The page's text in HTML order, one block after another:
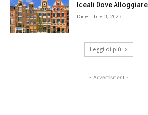
Ideali Dove Alloggiare
Dicembre 3, 2023
Leggi di più
- Advertisment -